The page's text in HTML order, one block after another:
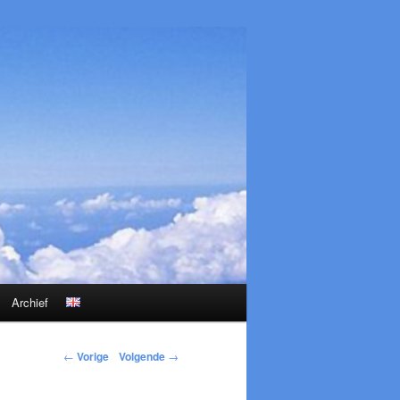
Archief
← Vorige Volgende →